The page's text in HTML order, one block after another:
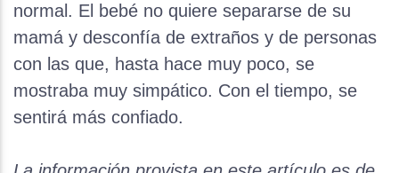
normal. El bebé no quiere separarse de su
mamá y desconfía de extraños y de personas
con las que, hasta hace muy poco, se
mostraba muy simpático. Con el tiempo, se
sentirá más confiado.